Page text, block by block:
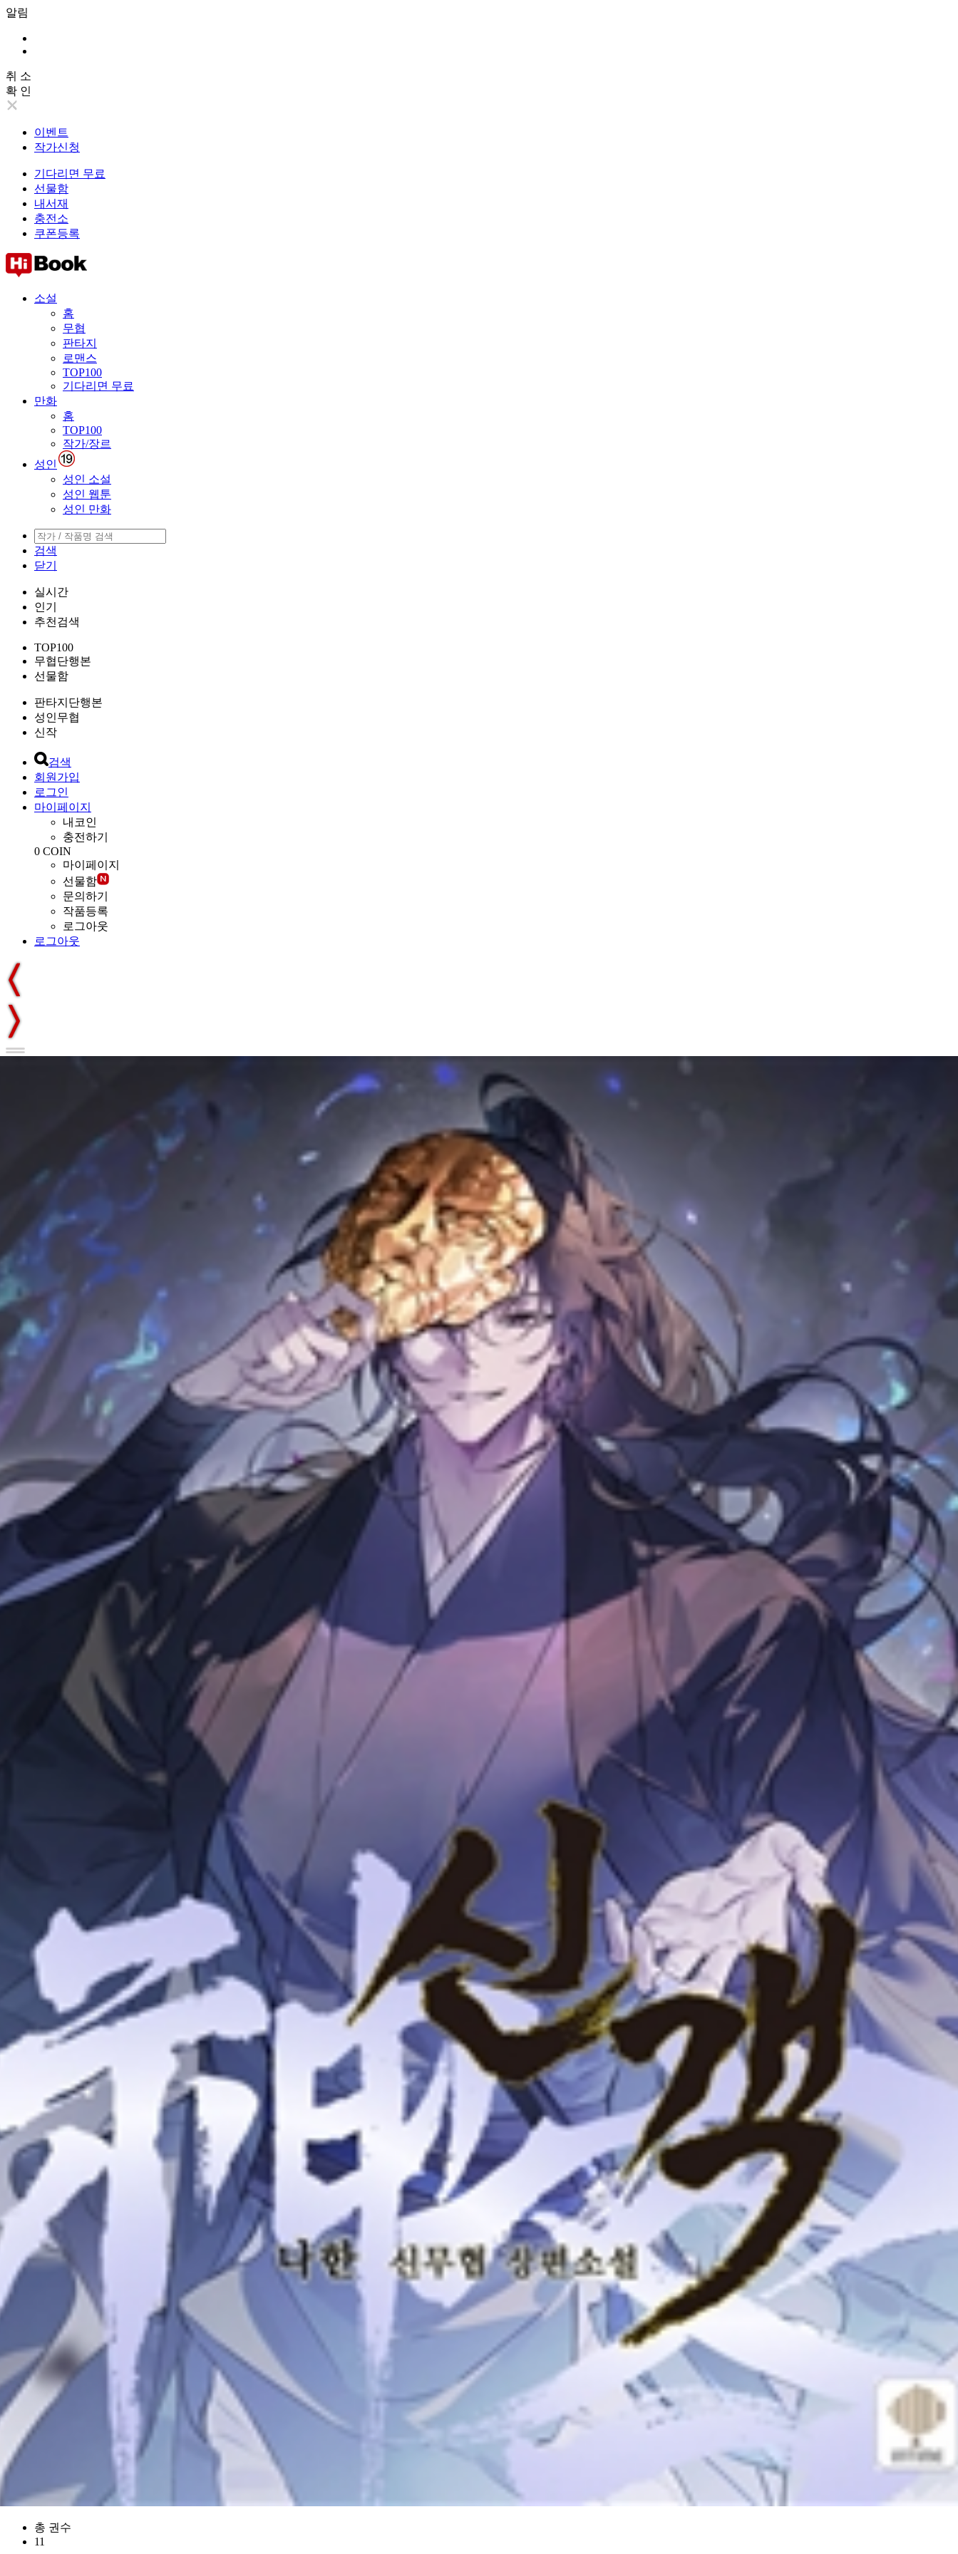
알림
취 소
확 인
이벤트
작가신청
기다리면 무료
선물함
내서재
충전소
쿠폰등록
소설
홈
무협
판타지
로맨스
TOP100
기다리면 무료
만화
홈
TOP100
작가/장르
성인
성인 소설
성인 웹툰
성인 만화
검색
닫기
실시간
인기
추천검색
TOP100
무협단행본
선물함
판타지단행본
성인무협
신작
검색
회원가입
로그인
마이페이지
내코인
충전하기
0 COIN
마이페이지
선물함
문의하기
작품등록
로그아웃
로그아웃
총 권수
11